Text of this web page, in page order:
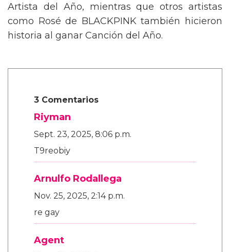
Artista del Año, mientras que otros artistas
como Rosé de BLACKPINK también hicieron
historia al ganar Canción del Año.
3 Comentarios
Riyman
Sept. 23, 2025, 8:06 p.m.
T9reobiy
Arnulfo Rodallega
Nov. 25, 2025, 2:14 p.m.
re gay
Agent